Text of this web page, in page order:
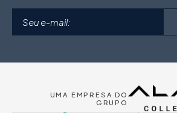
UMA EMPRESA DO
GRUPO